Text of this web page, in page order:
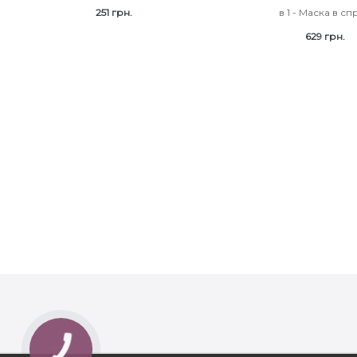
251 грн.
в 1 - Маска в
629 грн.
КНОПКА
ЗВ'ЯЗКУ